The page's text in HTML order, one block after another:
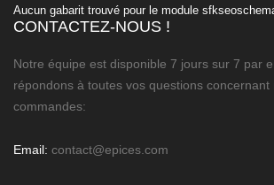
Aucun gabarit trouvé pour le module
CONTACTEZ-NOUS !
Notre équipe est disponible 7 jours sur 7 par
répondons à toutes vos questions
commandes:
Email: contact@epices.com